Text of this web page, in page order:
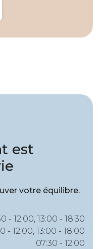
est
votre équilibre.
- 12:00, 13:00 - 18:30
- 12:00, 13:00 - 18:00
07:30 - 12:00